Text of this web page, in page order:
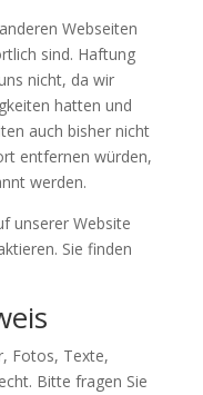
Webseiten
sind. Haftung
nicht, da wir
hatten und
auch bisher nicht
entfernen würden,
werden.
unserer Website
Sie finden
Fotos, Texte,
Bitte fragen Sie